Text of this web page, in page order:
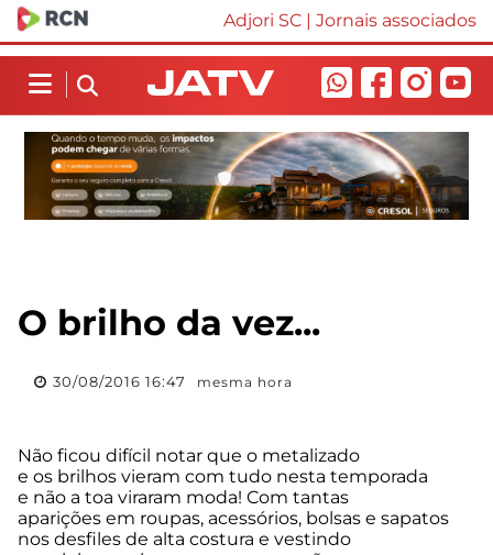
Adjori SC | Jornais associados
O brilho da vez...
30/08/2016 16:47 mesma hora
Não ficou difícil notar que o metalizado
e os brilhos vieram com tudo nesta temporada
e não a toa viraram moda! Com tantas
aparições em roupas, acessórios, bolsas e sapatos
nos desfiles de alta costura e vestindo